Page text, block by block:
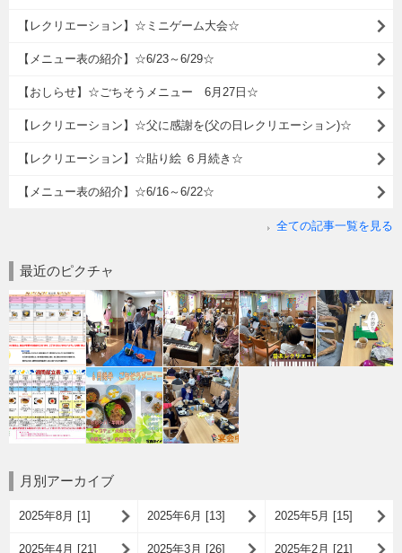
【レクリエーション】☆ミニゲーム大会☆
【メニュー表の紹介】☆6/23～6/29☆
【おしらせ】☆ごちそうメニュー 6月27日☆
【レクリエーション】☆父に感謝を(父の日レクリエーション)☆
【レクリエーション】☆貼り絵 ６月続き☆
【メニュー表の紹介】☆6/16～6/22☆
全ての記事一覧を見る
最近のピクチャ
月別アーカイブ
2025年8月 [1] 2025年6月 [13] 2025年5月 [15]
2025年4月 [21] 2025年3月 [26] 2025年2月 [21]